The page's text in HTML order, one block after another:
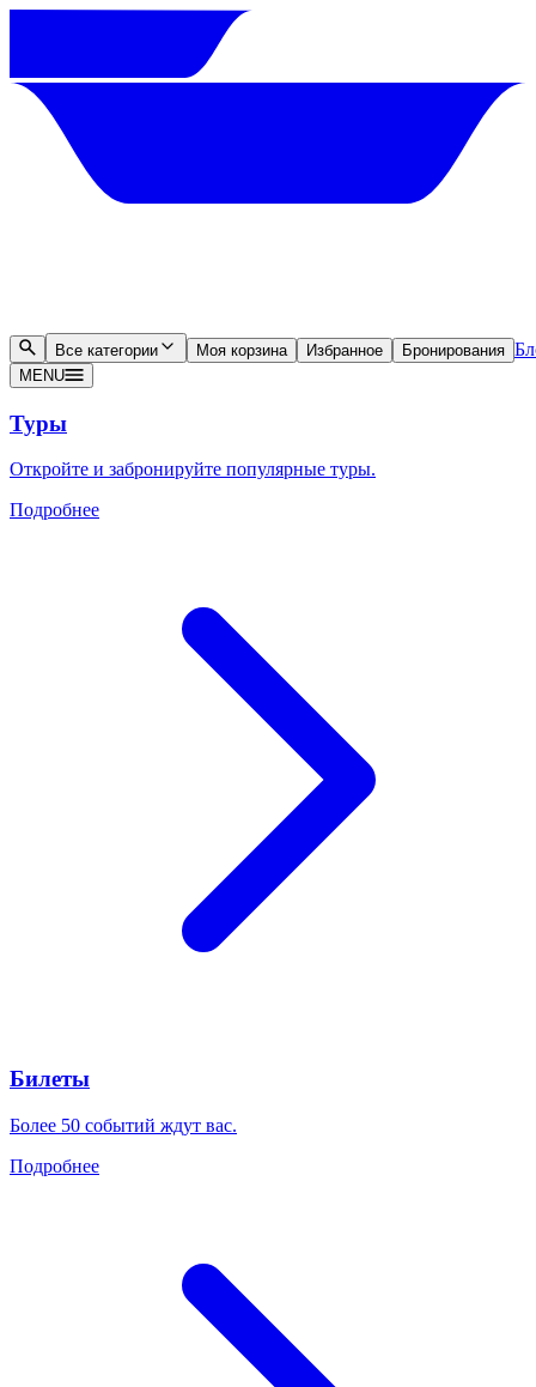
Все категории Моя корзина Избранное Бронирования
MENU
Туры
Откройте и забронируйте популярные туры.
Подробнее
Билеты
Более 50 событий ждут вас.
Подробнее